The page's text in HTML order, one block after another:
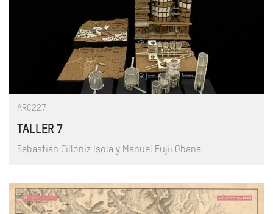
ARC227
TALLER 7
Sebastián Cillóniz Isola y Manuel Fujii Obana